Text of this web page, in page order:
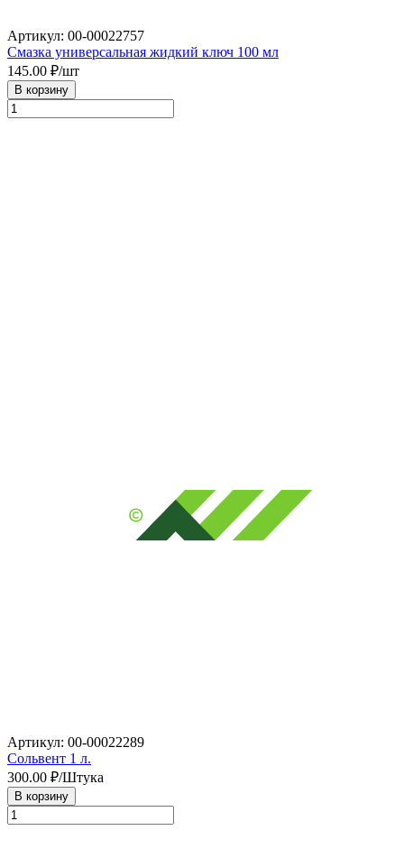
Артикул: 00-00022757
Смазка универсальная жидкий ключ 100 мл
145.00 ₽/шт
В корзину
Артикул: 00-00022289
Сольвент 1 л.
300.00 ₽/Штука
В корзину